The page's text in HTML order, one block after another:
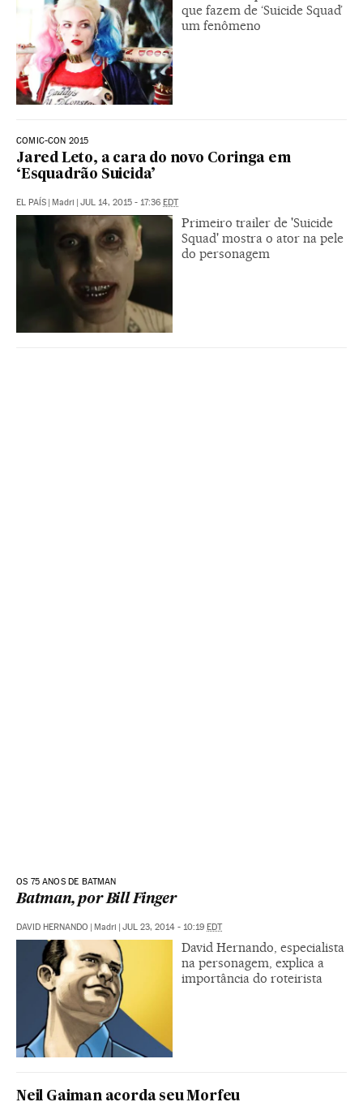
que fazem de ‘Suicide Squad’
um fenômeno
COMIC-CON 2015
Jared Leto, a cara do novo Coringa em
‘Esquadrão Suicida’
EL PAÍS | Madri | JUL 14, 2015 - 17:36 EDT
Primeiro trailer de 'Suicide
Squad' mostra o ator na pele
do personagem
OS 75 ANOS DE BATMAN
Batman, por Bill Finger
DAVID HERNANDO | Madri | JUL 23, 2014 - 10:19 EDT
David Hernando, especialista
na personagem, explica a
importância do roteirista
Neil Gaiman acorda seu Morfeu